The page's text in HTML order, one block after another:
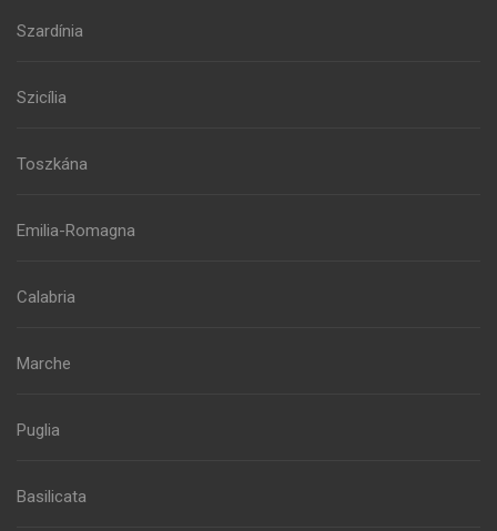
Szardínia
Szicília
Toszkána
Emilia-Romagna
Calabria
Marche
Puglia
Basilicata